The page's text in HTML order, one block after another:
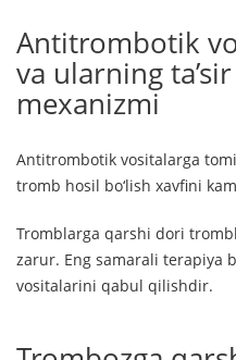
Antitrombotik
va ularning
mexanizmi
Antitrombotik vositalarga
tromb hosil bo‘lish xavfini
Tromblarga qarshi dori
zarur. Eng samarali terapiya
vositalarini qabul qilishdir.